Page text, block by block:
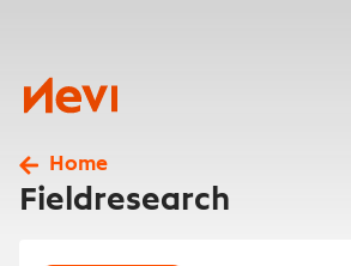
Nevi
Home
Fieldresearch